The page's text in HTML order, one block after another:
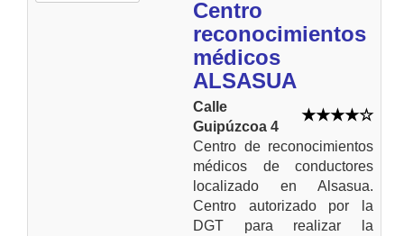
Centro
reconocimientos
médicos
ALSASUA
Calle
Guipúzcoa 4
Centro de reconocimientos
médicos de conductores
localizado en Alsasua.
Centro autorizado por la
DGT para realizar la